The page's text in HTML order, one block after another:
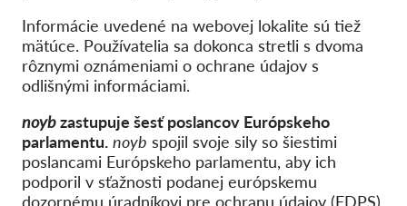
Informácie uvedené na webovej lokalite sú tiež
mätúce. Používatelia sa dokonca stretli s dvoma
rôznymi oznámeniami o ochrane údajov s
odlišnými informáciami.
noybzastupuje šesť poslancov Európskeho
parlamentu. noyb spojil svoje sily so šiestimi
poslancami Európskeho parlamentu, aby ich
podporil v sťažnosti podanej európskemu
dozornému úradníkovi pre ochranu údajov (EDPS).